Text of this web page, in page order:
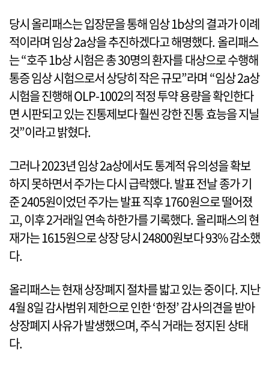
당시 올리패스는 입장문을 통해 임상 1b상의 결과가 이례
적이라며 임상 2a상을 추진하겠다고 해명했다. 올리패스
는 “호주 1b상 시험은 총 30명의 환자를 대상으로 수행해
통증 임상 시험으로서 상당히 작은 규모”라며 “임상 2a상
시험을 진행해 OLP-1002의 적정 투약 용량을 확인한다
면 시판되고 있는 진통제보다 훨씬 강한 진통 효능을 지닐
것”이라고 밝혔다.
그러나 2023년 임상 2a상에서도 통계적 유의성을 확보
하지 못하면서 주가는 다시 급락했다. 발표 전날 종가 기
준 2405원이었던 주가는 발표 직후 1760원으로 떨어졌
고, 이후 2거래일 연속 하한가를 기록했다. 올리패스의 현
재가는 1615원으로 상장 당시 24800원보다 93% 감소했
다.
올리패스는 현재 상장폐지 절차를 밟고 있는 중이다. 지난
4월 8일 감사범위 제한으로 인한 ‘한정’ 감사의견을 받아
상장폐지 사유가 발생했으며, 주식 거래는 정지된 상태
다.